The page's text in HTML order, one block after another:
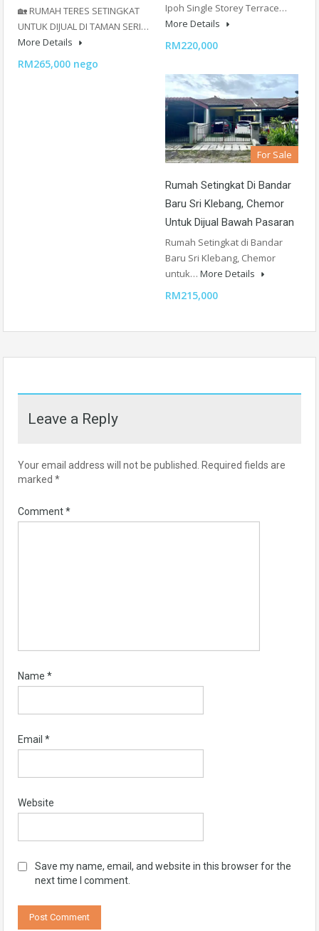
🏡 RUMAH TERES SETINGKAT
UNTUK DIJUAL DI TAMAN SERI…
More Details
RM265,000 nego
Ipoh Single Storey Terrace…
More Details
RM220,000
For Sale
Rumah Setingkat Di Bandar
Baru Sri Klebang, Chemor
Untuk Dijual Bawah Pasaran
Rumah Setingkat di Bandar
Baru Sri Klebang, Chemor
untuk… More Details
RM215,000
Leave a Reply
Your email address will not be published.
Required fields are
marked *
Comment*
Name *
Email *
Website
Save my name, email, and website in this browser for the
next time I comment.